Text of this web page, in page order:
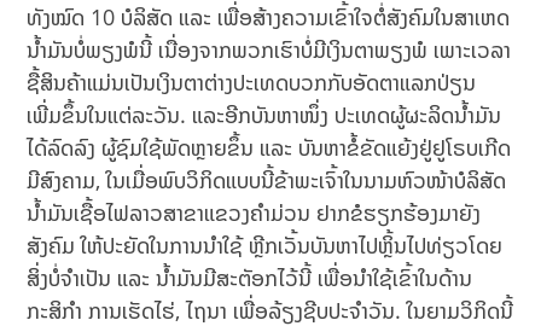
ທັງໝົດ 10 ບໍລິສັດ ແລະ ເພື່ອສ້າງຄວາມເຂົ້າໃຈຕໍ່ສັງຄົມໃນສາເຫດ
ນໍ້າມັນບໍ່ພຽງພໍນີ້ ເນື່ອງຈາກພວກເຮົາບໍ່ມີເງິນຕາພຽງພໍ ເພາະເວລາ
ຊື້ສິນຄ້າແມ່ນເປັນເງິນຕາຕ່າງປະເທດບວກກັບອັດຕາແລກປ່ຽນ
ເພີ່ມຂຶ້ນໃນແຕ່ລະວັນ. ແລະອີກບັນຫາໜຶ່ງ ປະເທດຜູ້ຜະລິດນໍ້າມັນ
ໄດ້ລົດລົງ ຜູ້ຊົມໃຊ້ພັດຫຼາຍຂຶ້ນ ແລະ ບັນຫາຂໍ້ຂັດແຍ້ງຢູ່ຢູໂຣບເກີດ
ມີສົງຄາມ, ໃນເມື່ອພົບວິກິດແບບນີ້ຂ້າພະເຈົ້າໃນນາມຫົວໜ້າບໍລິສັດ
ນໍ້າມັນເຊື້ອໄຟລາວສາຂາແຂວງຄຳມ່ວນ ຢາກຂໍຮຽກຮ້ອງມາຍັງ
ສັງຄົມ ໃຫ້ປະຍັດໃນການນໍາໃຊ້ ຫຼີກເວັ້ນບັນຫາໄປຫຼິ້ນໄປທ່ຽວໂດຍ
ສິ່ງບໍ່ຈຳເປັນ ແລະ ນໍ້າມັນມີສະຕັອກໄວ້ນີ້ ເພື່ອນຳໃຊ້ເຂົ້າໃນດ້ານ
ກະສິກຳ ການເຮັດໄຮ່, ໄຖນາ ເພື່ອລ້ຽງຊີບປະຈຳວັນ. ໃນຍາມວິກິດນີ້